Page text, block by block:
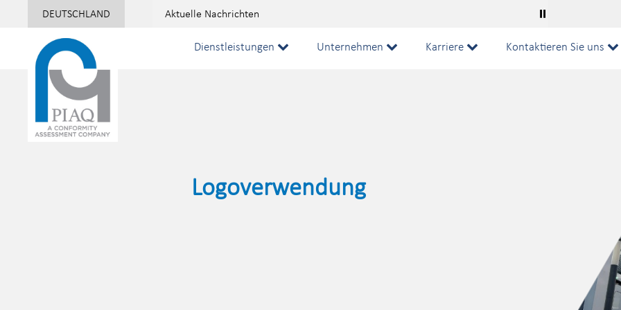
DEUTSCHLAND Aktuelle Nachrichten ⏸
Dienstleistungen Unternehmen Karriere Kontaktieren Sie uns
Logoverwendung